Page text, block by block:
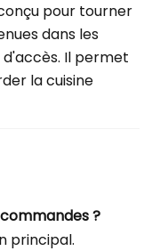
pour tourner
dans les
Il permet
la cuisine
?
principal.